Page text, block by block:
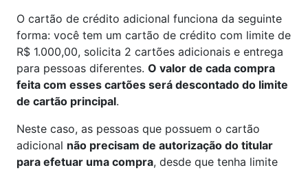
O cartão de crédito adicional funciona da seguinte
forma: você tem um cartão de crédito com limite de
R$ 1.000,00, solicita 2 cartões adicionais e entrega
para pessoas diferentes. O valor de cada compra
feita com esses cartões será descontado do limite
de cartão principal.
Neste caso, as pessoas que possuem o cartão
adicional não precisam de autorização do titular
para efetuar uma compra, desde que tenha limite